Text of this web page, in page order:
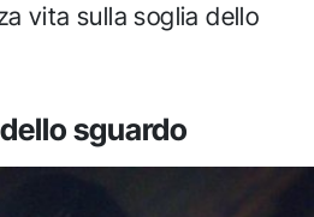
vita sulla soglia dello
sguardo